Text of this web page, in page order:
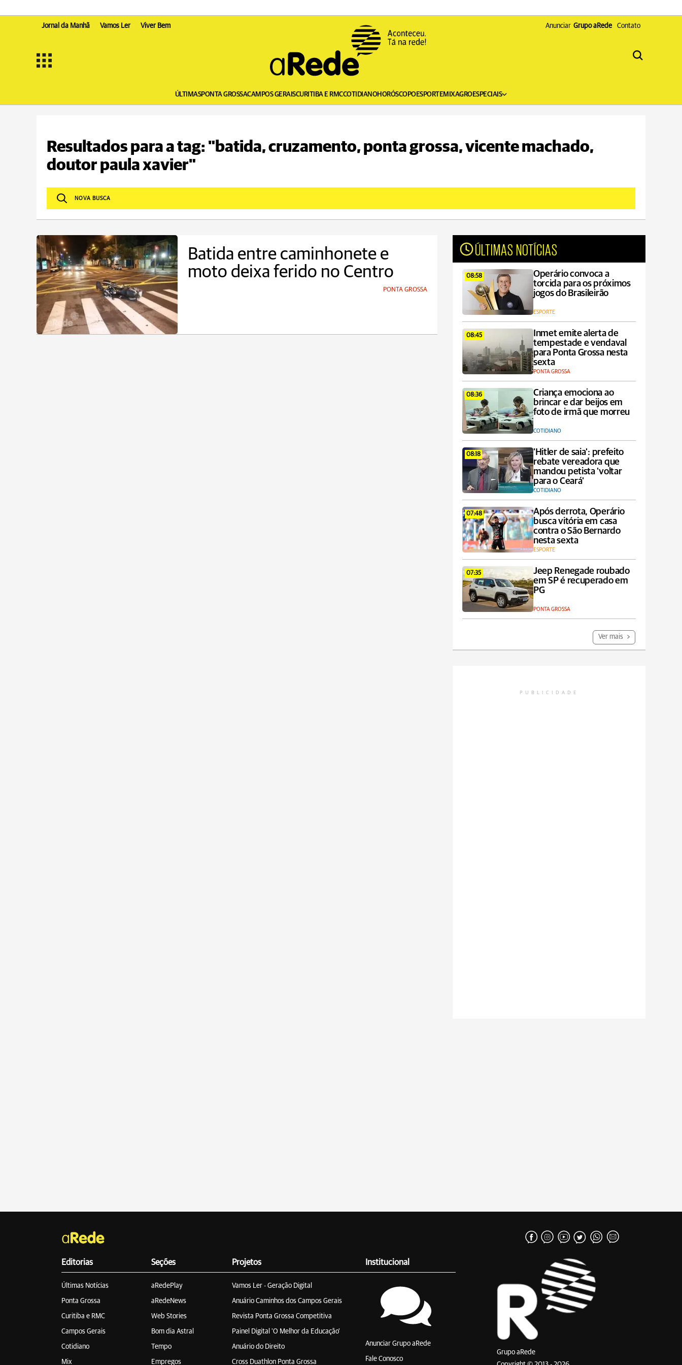
Jornal da Manhã Vamos Ler Viver Bem Anunciar Grupo aRede Contato
ÚLTIMASPONTA GROSSACAMPOS GERAISCURITIBA E RMCCOTIDIANOHORÓSCOPOESPORTEMIXAGROESPECIAIS
Resultados para a tag: "batida, cruzamento, ponta grossa, vicente machado,
doutor paula xavier"
Batida entre caminhonete e
moto deixa ferido no Centro
PONTA GROSSA
ÚLTIMAS NOTÍCIAS
08:58
Operário convoca a
torcida para os próximos
jogos do Brasileirão
ESPORTE
08:45
Inmet emite alerta de
tempestade e vendaval
para Ponta Grossa nesta
sexta
PONTA GROSSA
08:36
Criança emociona ao
brincar e dar beijos em
foto de irmã que morreu
COTIDIANO
08:18
'Hitler de saia': prefeito
rebate vereadora que
mandou petista 'voltar
para o Ceará'
COTIDIANO
07:48
Após derrota, Operário
busca vitória em casa
contra o São Bernardo
nesta sexta
ESPORTE
07:35
Jeep Renegade roubado
em SP é recuperado em
PG
PONTA GROSSA
Ver mais
PUBLICIDADE
Editorias
Últimas Notícias
Ponta Grossa
Curitiba e RMC
Campos Gerais
Cotidiano
Mix
Seções
aRedePlay
aRedeNews
Web Stories
Bom dia Astral
Tempo
Empregos
Projetos
Vamos Ler - Geração Digital
Anuário Caminhos dos Campos Gerais
Revista Ponta Grossa Competitiva
Painel Digital 'O Melhor da Educação'
Anuário do Direito
Cross Duathlon Ponta Grossa
Institucional
Anunciar Grupo aRede
Fale Conosco
Grupo aRede